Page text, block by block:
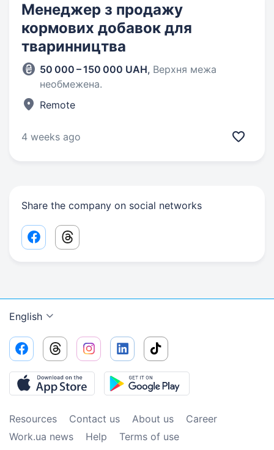
Менеджер з продажу
кормових добавок для
тваринництва
50 000 – 150 000 UAH, Верхня межа
необмежена.
Remote
4 weeks ago
Share the company on social networks
Facebook share link
Threads share link
English
Resources Contact us About us
Сareer
Work.ua news
Help Terms of use